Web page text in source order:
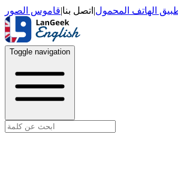
الهاتف المحمول| اتصل بنا|قاموس الصور
Toggle navigation